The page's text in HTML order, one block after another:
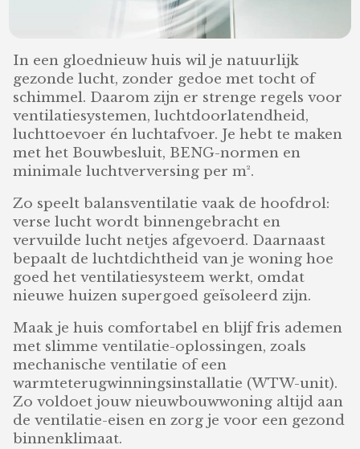
In een gloednieuw huis wil je natuurlijk
gezonde lucht, zonder gedoe met tocht of
schimmel. Daarom zijn er strenge regels voor
ventilatiesystemen, luchtdoorlatendheid,
luchttoevoer én luchtafvoer. Je hebt te maken
met het Bouwbesluit, BENG-normen en
minimale luchtverversing per m².
Zo speelt balansventilatie vaak de hoofdrol:
verse lucht wordt binnengebracht en
vervuilde lucht netjes afgevoerd. Daarnaast
bepaalt de luchtdichtheid van je woning hoe
goed het ventilatiesysteem werkt, omdat
nieuwe huizen supergoed geïsoleerd zijn.
Maak je huis comfortabel en blijf fris ademen
met slimme ventilatie-oplossingen, zoals
mechanische ventilatie of een
warmteterugwinningsinstallatie (WTW-unit).
Zo voldoet jouw nieuwbouwwoning altijd aan
de ventilatie-eisen en zorg je voor een gezond
binnenklimaat.